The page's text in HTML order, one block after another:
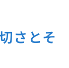
さとそ